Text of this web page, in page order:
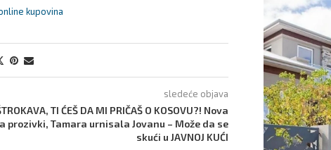
sledeće objava
TI ĆEŠ DA MI PRIČAŠ O KOSOVU?! Nova
prozivki, Tamara urnisala Jovanu – Može da se
skući u JAVNOJ KUĆI